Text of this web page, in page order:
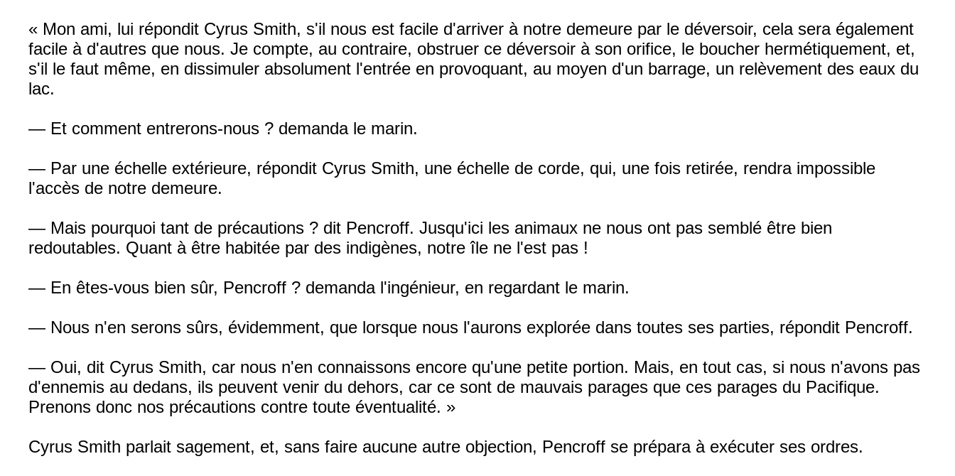
« Mon ami, lui répondit Cyrus Smith, s'il nous est facile d'arriver à notre demeure par le déversoir, cela sera également
facile à d'autres que nous. Je compte, au contraire, obstruer ce déversoir à son orifice, le boucher hermétiquement, et,
s'il le faut même, en dissimuler absolument l'entrée en provoquant, au moyen d'un barrage, un relèvement des eaux du
lac.
— Et comment entrerons-nous ? demanda le marin.
— Par une échelle extérieure, répondit Cyrus Smith, une échelle de corde, qui, une fois retirée, rendra impossible
l'accès de notre demeure.
— Mais pourquoi tant de précautions ? dit Pencroff. Jusqu'ici les animaux ne nous ont pas semblé être bien
redoutables. Quant à être habitée par des indigènes, notre île ne l'est pas !
— En êtes-vous bien sûr, Pencroff ? demanda l'ingénieur, en regardant le marin.
— Nous n'en serons sûrs, évidemment, que lorsque nous l'aurons explorée dans toutes ses parties, répondit Pencroff.
— Oui, dit Cyrus Smith, car nous n'en connaissons encore qu'une petite portion. Mais, en tout cas, si nous n'avons pas
d'ennemis au dedans, ils peuvent venir du dehors, car ce sont de mauvais parages que ces parages du Pacifique.
Prenons donc nos précautions contre toute éventualité. »
Cyrus Smith parlait sagement, et, sans faire aucune autre objection, Pencroff se prépara à exécuter ses ordres.